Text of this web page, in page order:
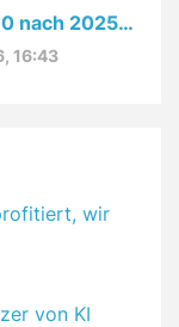
2 neue Wege: Windows 10 nach 2025 kostenfrei verlängert!
16:43
wir
von KI